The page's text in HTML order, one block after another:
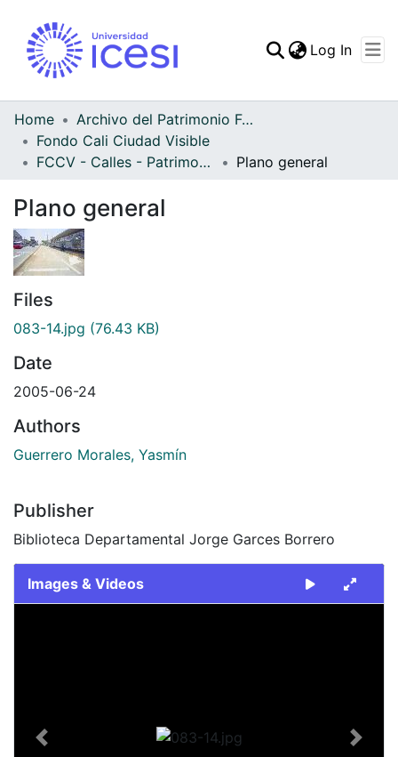
Log In
Home
Archivo del Patrimonio Fotográfico y Fílmico del Valle del Cauca
Fondo Cali Ciudad Visible
FCCV - Calles - Patrimonial
Plano general
Plano general
Files
083-14.jpg (76.43 KB)
Date
2005-06-24
Authors
Guerrero Morales, Yasmín
Publisher
Biblioteca Departamental Jorge Garces Borrero
Images & Videos
Previous Next